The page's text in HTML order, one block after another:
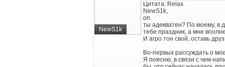
NewS1k
Цитата: Relax.
NewS1k,
оп.
ты адекватен? По моему, в
тебе праздник, а мне
И агро тон свой, оставь
Во-первых рассуждать о
Я поясню, в связи с чем